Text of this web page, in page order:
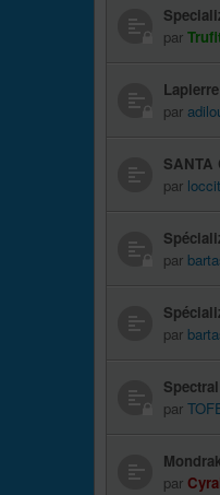
par
par
SANTA
par
par
par
par
par